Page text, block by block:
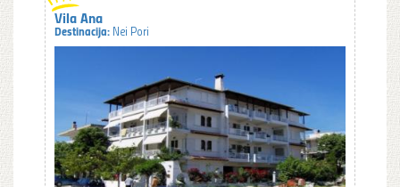
Vila Ana
Destinacija: Nei Pori